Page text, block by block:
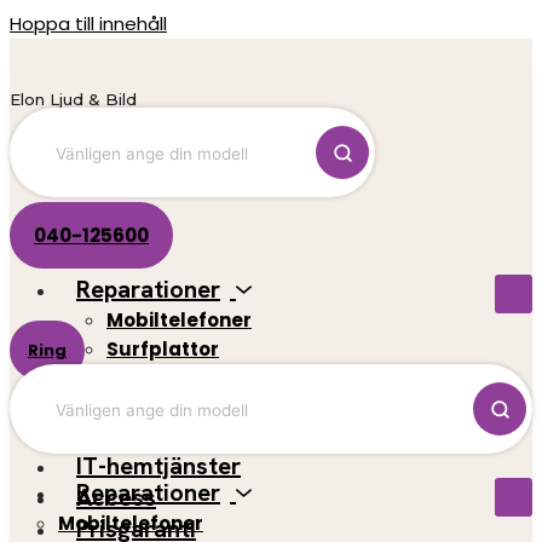
Hoppa till innehåll
Elon Ljud & Bild
040-125600
Reparationer
Mobiltelefoner
Surfplattor
Datorer
IT-hemtjänster
Access
Prisgaranti
Ring
Reparationer
Mobiltelefoner